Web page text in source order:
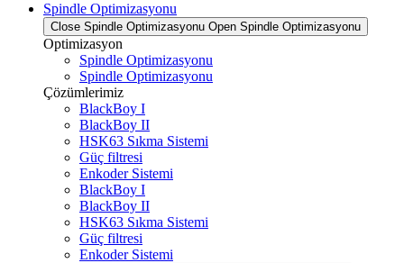
Spindle Optimizasyonu
Close Spindle Optimizasyonu Open Spindle Optimizasyonu
Optimizasyon
Spindle Optimizasyonu
Spindle Optimizasyonu
Çözümlerimiz
BlackBoy I
BlackBoy II
HSK63 Sıkma Sistemi
Güç filtresi
Enkoder Sistemi
BlackBoy I
BlackBoy II
HSK63 Sıkma Sistemi
Güç filtresi
Enkoder Sistemi